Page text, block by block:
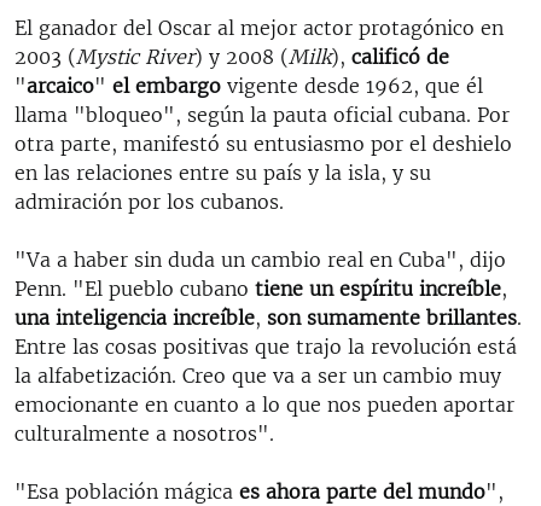
El ganador del Oscar al mejor actor protagónico en
2003 (Mystic River) y 2008 (Milk), calificó de
"arcaico" el embargo vigente desde 1962, que él
llama "bloqueo", según la pauta oficial cubana. Por
otra parte, manifestó su entusiasmo por el deshielo
en las relaciones entre su país y la isla, y su
admiración por los cubanos.
"Va a haber sin duda un cambio real en Cuba", dijo
Penn. "El pueblo cubano tiene un espíritu increíble,
una inteligencia increíble, son sumamente brillantes.
Entre las cosas positivas que trajo la revolución está
la alfabetización. Creo que va a ser un cambio muy
emocionante en cuanto a lo que nos pueden aportar
culturalmente a nosotros".
"Esa población mágica es ahora parte del mundo",